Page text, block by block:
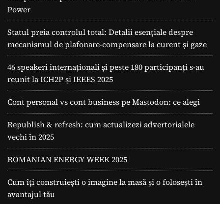
Power
Statul preia controlul total: Detalii esențiale despre
mecanismul de plafonare-compensare la curent și gaze
46 speakeri internaționali și peste 180 participanți s-au
reunit la ICH2P și IEEES 2025
Cont personal vs cont business pe Mastodon: ce alegi
Republish & refresh: cum actualizezi advertorialele
vechi în 2025
ROMANIAN ENERGY WEEK 2025
Cum îți construiești o imagine la masă și o folosești în
avantajul tău